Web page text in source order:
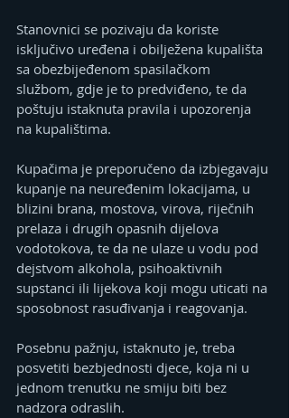
Stanovnici se pozivaju da koriste
isključivo uređena i obilježena kupališta
sa obezbijeđenom spasilačkom
službom, gdje je to predviđeno, te da
poštuju istaknuta pravila i upozorenja
na kupalištima.
Kupačima je preporučeno da izbjegavaju
kupanje na neuređenim lokacijama, u
blizini brana, mostova, virova, riječnih
prelaza i drugih opasnih dijelova
vodotokova, te da ne ulaze u vodu pod
dejstvom alkohola, psihoaktivnih
supstanci ili lijekova koji mogu uticati na
sposobnost rasuđivanja i reagovanja.
Posebnu pažnju, istaknuto je, treba
posvetiti bezbjednosti djece, koja ni u
jednom trenutku ne smiju biti bez
nadzora odraslih.